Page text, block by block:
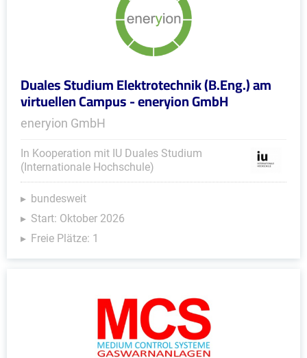
Duales Studium Elektrotechnik (B.Eng.) am
virtuellen Campus - eneryion GmbH
eneryion GmbH
In Kooperation mit IU Duales Studium
(Internationale Hochschule)
bundesweit
Start: Oktober 2026
Freie Plätze: 1